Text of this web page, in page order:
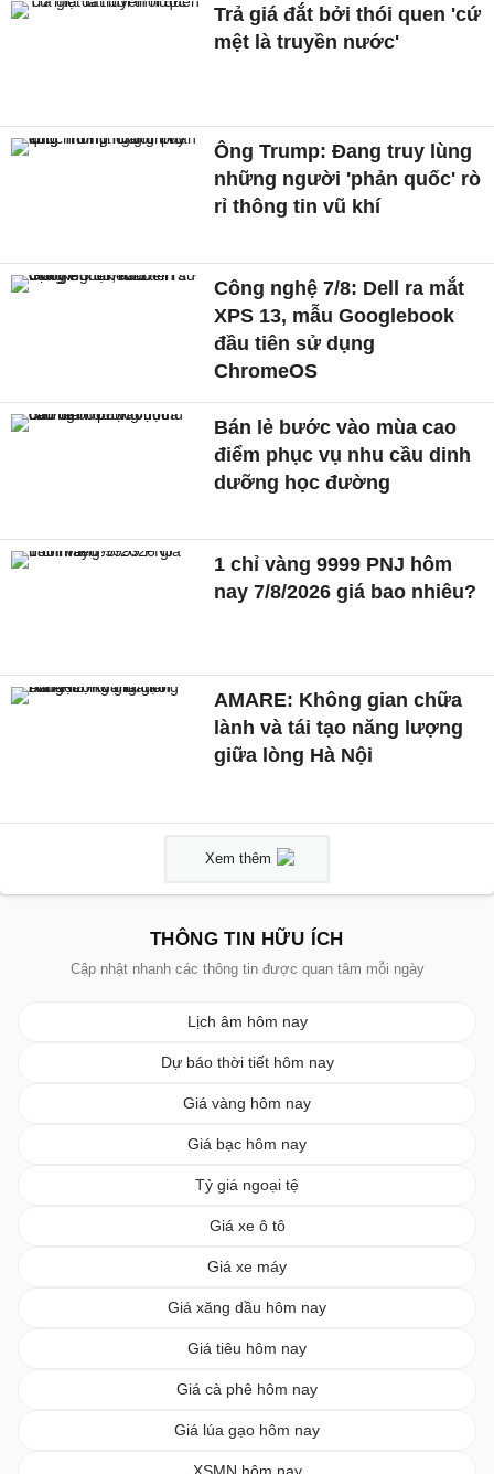
Trả giá đắt bởi thói quen 'cứ
mệt là truyền nước'
Ông Trump: Đang truy lùng
những người 'phản quốc' rò
rỉ thông tin vũ khí
Công nghệ 7/8: Dell ra mắt
XPS 13, mẫu Googlebook
đầu tiên sử dụng
ChromeOS
Bán lẻ bước vào mùa cao
điểm phục vụ nhu cầu dinh
dưỡng học đường
1 chỉ vàng 9999 PNJ hôm
nay 7/8/2026 giá bao nhiêu?
AMARE: Không gian chữa
lành và tái tạo năng lượng
giữa lòng Hà Nội
Xem thêm
THÔNG TIN HỮU ÍCH
Cập nhật nhanh các thông tin được quan tâm mỗi ngày
Lịch âm hôm nay
Dự báo thời tiết hôm nay
Giá vàng hôm nay
Giá bạc hôm nay
Tỷ giá ngoại tệ
Giá xe ô tô
Giá xe máy
Giá xăng dầu hôm nay
Giá tiêu hôm nay
Giá cà phê hôm nay
Giá lúa gạo hôm nay